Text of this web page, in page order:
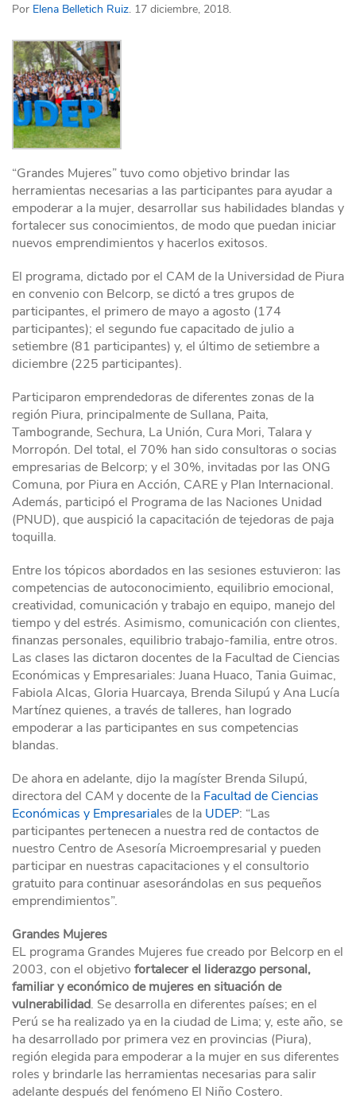
Por Elena Belletich Ruiz. 17 diciembre, 2018.
“Grandes Mujeres” tuvo como objetivo brindar las
herramientas necesarias a las participantes para ayudar a
empoderar a la mujer, desarrollar sus habilidades blandas y
fortalecer sus conocimientos, de modo que puedan iniciar
nuevos emprendimientos y hacerlos exitosos.
El programa, dictado por el CAM de la Universidad de Piura
en convenio con Belcorp, se dictó a tres grupos de
participantes, el primero de mayo a agosto (174
participantes); el segundo fue capacitado de julio a
setiembre (81 participantes) y, el último de setiembre a
diciembre (225 participantes).
Participaron emprendedoras de diferentes zonas de la
región Piura, principalmente de Sullana, Paita,
Tambogrande, Sechura, La Unión, Cura Mori, Talara y
Morropón. Del total, el 70% han sido consultoras o socias
empresarias de Belcorp; y el 30%, invitadas por las ONG
Comuna, por Piura en Acción, CARE y Plan Internacional.
Además, participó el Programa de las Naciones Unidad
(PNUD), que auspició la capacitación de tejedoras de paja
toquilla.
Entre los tópicos abordados en las sesiones estuvieron: las
competencias de autoconocimiento, equilibrio emocional,
creatividad, comunicación y trabajo en equipo, manejo del
tiempo y del estrés. Asimismo, comunicación con clientes,
finanzas personales, equilibrio trabajo-familia, entre otros.
Las clases las dictaron docentes de la Facultad de Ciencias
Económicas y Empresariales: Juana Huaco, Tania Guimac,
Fabiola Alcas, Gloria Huarcaya, Brenda Silupú y Ana Lucía
Martínez quienes, a través de talleres, han logrado
empoderar a las participantes en sus competencias
blandas.
De ahora en adelante, dijo la magíster Brenda Silupú,
directora del CAM y docente de la Facultad de Ciencias
Económicas y Empresariales de la UDEP: “Las
participantes pertenecen a nuestra red de contactos de
nuestro Centro de Asesoría Microempresarial y pueden
participar en nuestras capacitaciones y el consultorio
gratuito para continuar asesorándolas en sus pequeños
emprendimientos”.
Grandes Mujeres
EL programa Grandes Mujeres fue creado por Belcorp en el
2003, con el objetivo fortalecer el liderazgo personal,
familiar y económico de mujeres en situación de
vulnerabilidad. Se desarrolla en diferentes países; en el
Perú se ha realizado ya en la ciudad de Lima; y, este año, se
ha desarrollado por primera vez en provincias (Piura),
región elegida para empoderar a la mujer en sus diferentes
roles y brindarle las herramientas necesarias para salir
adelante después del fenómeno El Niño Costero.